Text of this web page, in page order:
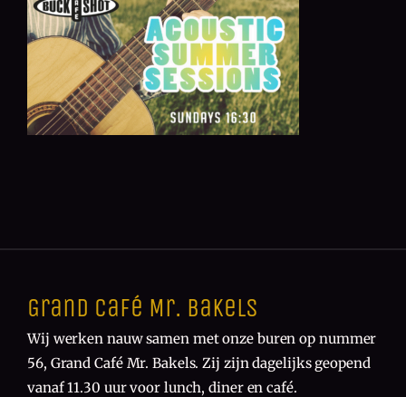
Grand Café Mr. Bakels
Wij werken nauw samen met onze buren op nummer
56, Grand Café Mr. Bakels. Zij zijn dagelijks geopend
vanaf 11.30 uur voor lunch, diner en café.